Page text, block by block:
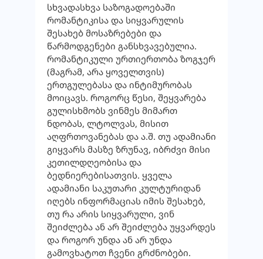
სხვადასხვა საზოგადოებაში
რომანტიკისა და სიყვარულის
შესახებ მოსაზრებები და
წარმოდგენები განსხვავებულია.
რომანტიკული ურთიერთობა ზოგჯერ
(მაგრამ, არა ყოველთვის)
ერთგულებასა და ინტიმურობას
მოიცავს. როგორც წესი, შეყვარება
გულისხმობს ვინმეს მიმართ
ნდობას, ლტოლვას, მისით
აღფრთოვანებას და ა.შ. თუ ადამიანი
გიყვარს მასზე ზრუნავ, იბრძვი მისი
კეთილდღეობისა და
ბედნიერებისათვის. ყველა
ადამიანი საკუთარი კულტურიდან
იღებს ინფორმაციას იმის შესახებ,
თუ რა არის სიყვარული, ვინ
შეიძლება ან არ შეიძლება უყვარდეს
და როგორ უნდა ან არ უნდა
გამოვხატოთ ჩვენი გრძნობები.